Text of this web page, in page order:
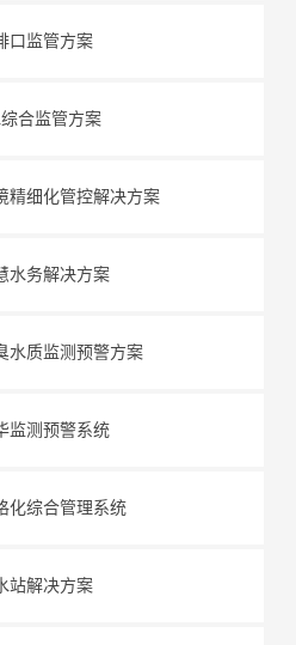
口监管方案
合监管方案
精细化管控解决方案
水务解决方案
水质监测预警方案
监测预警系统
化综合管理系统
站解决方案